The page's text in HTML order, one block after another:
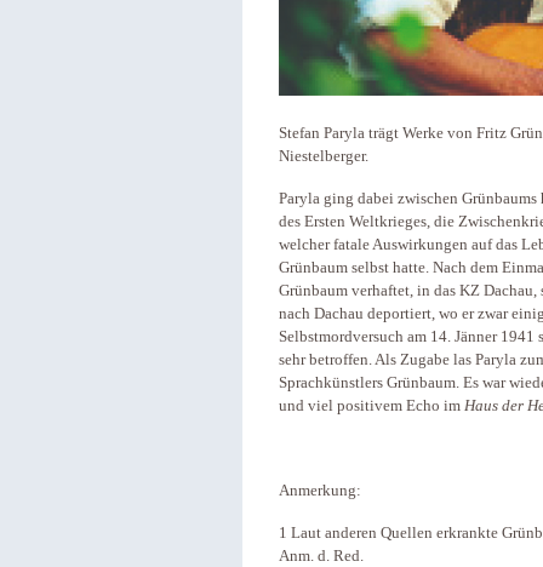
Stefan Paryla trägt Werke von Fritz
Niestelberger.
Paryla ging dabei zwischen
des Ersten Weltkrieges, die
welcher fatale Auswirkungen auf das
Grünbaum selbst hatte. Nach dem
Grünbaum verhaftet, in das KZ
nach Dachau deportiert, wo er zwar
Selbstmordversuch am 14. Jänner 1941
sehr betroffen. Als Zugabe las Paryla
Sprachkünstlers Grünbaum. Es war
und viel positivem Echo im Haus der
Anmerkung:
1 Laut anderen Quellen erkrankte
Anm. d. Red.